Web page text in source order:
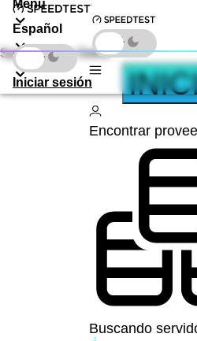
Menu
Español
Descarga
Iniciar sesión
Speedtest by Ookla
Encontrar
Buscando